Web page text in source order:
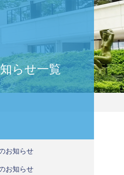
らせ一覧
お知らせ
お知らせ